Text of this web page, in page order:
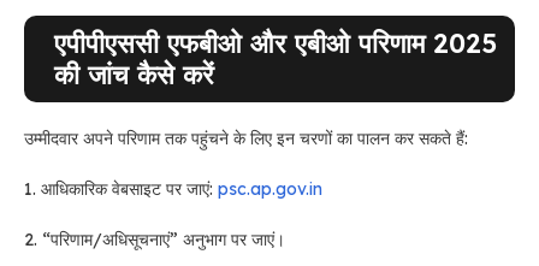
एपीपीएससी एफबीओ और एबीओ परिणाम 2025
की जांच कैसे करें
उम्मीदवार अपने परिणाम तक पहुंचने के लिए इन चरणों का पालन कर सकते हैं:
1. आधिकारिक वेबसाइट पर जाएं: psc.ap.gov.in
2. “परिणाम/अधिसूचनाएं” अनुभाग पर जाएं।